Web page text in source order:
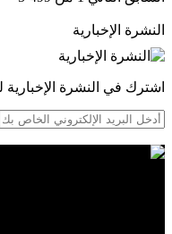
النشرة الإخبارية
اشترك في النشرة